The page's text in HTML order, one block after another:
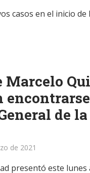
casos en el inicio de
Marcelo
de
de 2021
presentó este